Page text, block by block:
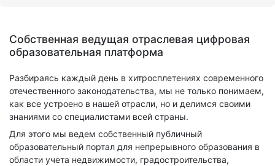
Собственная ведущая отраслевая цифровая
образовательная платформа
Разбираясь каждый день в хитросплетениях современного
отечественного законодательства, мы не только понимаем,
как все устроено в нашей отрасли, но и делимся своими
знаниями со специалистами всей страны.
Для этого мы ведем собственный публичный
образовательный портал для непрерывного образования в
области учета недвижимости, градостроительства,